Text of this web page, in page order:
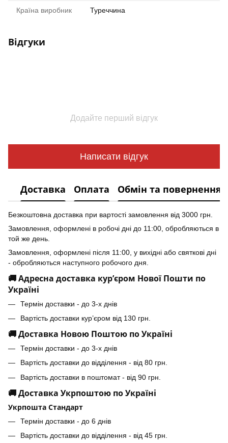
Країна виробник Туреччина
Відгуки
Додайте перший відгук
Написати відгук
Доставка Оплата Обмін та повернення
Безкоштовна доставка при вартості замовлення від 3000 грн.
Замовлення, оформлені в робочі дні до 11:00, обробляються в
той же день.
Замовлення, оформлені після 11:00, у вихідні або святкові дні
- обробляються наступного робочого дня.
🚚 Адресна доставка кур’єром Нової Пошти по
Україні
Термін доставки - до 3-х днів
Вартість доставки кур’єром від 130 грн.
🚚 Доставка Новою Поштою по Україні
Термін доставки - до 3-х днів
Вартість доставки до відділення - від 80 грн.
Вартість доставки в поштомат - від 90 грн.
🚚 Доставка Укрпоштою по Україні
Укрпошта Стандарт
Термін доставки - до 6 днів
Вартість доставки до відділення - від 45 грн.